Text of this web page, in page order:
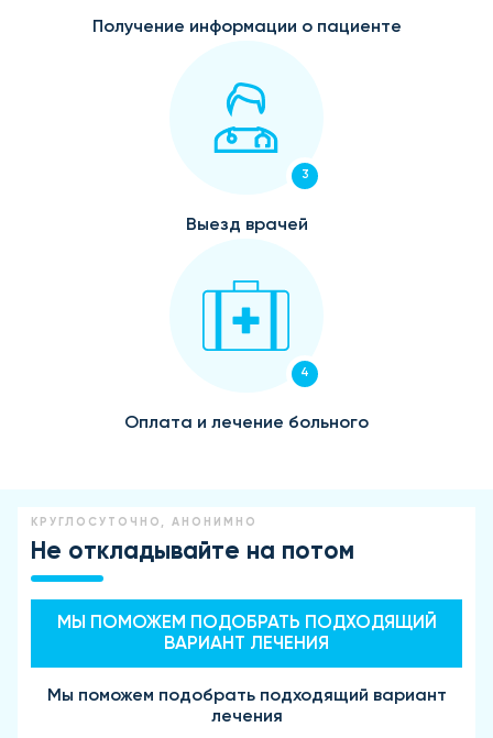
Получение информации о пациенте
3
Выезд врачей
4
Оплата и лечение больного
КРУГЛОСУТОЧНО, АНОНИМНО
Не откладывайте на потом
МЫ ПОМОЖЕМ ПОДОБРАТЬ ПОДХОДЯЩИЙ
ВАРИАНТ ЛЕЧЕНИЯ
Мы поможем подобрать подходящий вариант
лечения